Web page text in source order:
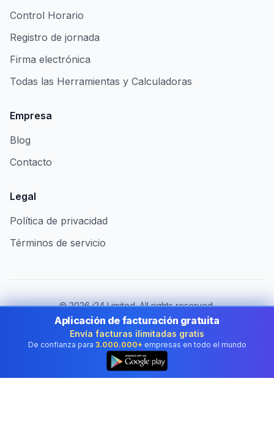
Control Horario
Registro de jornada
Firma electrónica
Todas las Herramientas y Calculadoras
Empresa
Blog
Contacto
Legal
Política de privacidad
Términos de servicio
©2026i24 Limited. All rights reserved.
Al servicio de empresas en Spain
Cambiar de país:
Spain
Aplicación de facturación gratuita
Envía facturas ilimitadas gratis
De confianza para 3.000.000+ empresas en todo el mundo